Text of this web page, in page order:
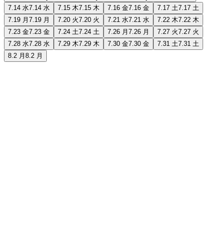
7.14 水7.14 水 7.15 木7.15 木 7.16 金7.16 金 7.17 土7.17 土
7.19 月 7.19 月 7.20 火7.20 火 7.21 水7.21 水 7.22 木7.22 木
7.23 金7.23 金 7.24 土7.24 土 7.26 月 7.26 月 7.27 火7.27 火
7.28 水7.28 水 7.29 木7.29 木 7.30 金7.30 金 7.31 土7.31 土
8.2 月 8.2 月